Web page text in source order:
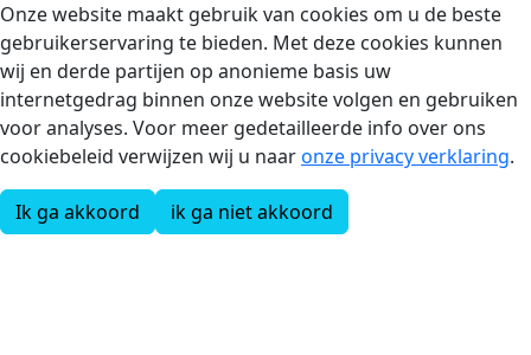
Onze website maakt gebruik van cookies om u de beste
gebruikerservaring te bieden. Met deze cookies kunnen
wij en derde partijen op anonieme basis uw
internetgedrag binnen onze website volgen en gebruiken
voor analyses. Voor meer gedetailleerde info over ons
cookiebeleid verwijzen wij u naaronze privacy verklaring.
Ik ga akkoord ik ga niet akkoord